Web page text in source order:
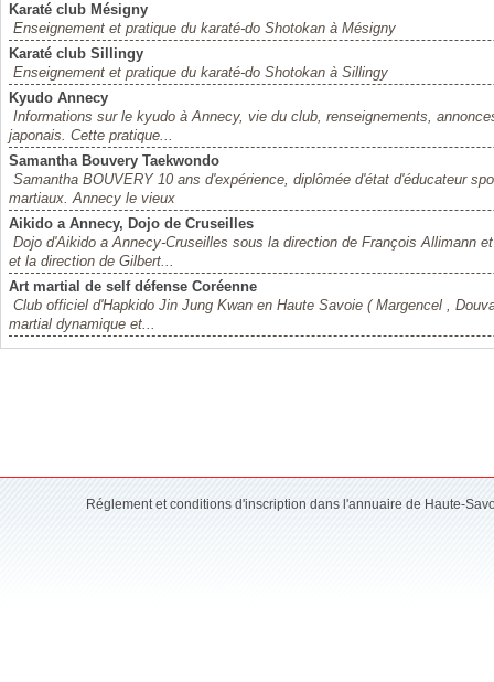
Karaté club Mésigny
Enseignement et pratique du karaté-do Shotokan à Mésigny
Karaté club Sillingy
Enseignement et pratique du karaté-do Shotokan à Sillingy
Kyudo Annecy
Informations sur le kyudo à Annecy, vie du club, renseignements,
japonais. Cette pratique...
Samantha Bouvery Taekwondo
Samantha BOUVERY 10 ans d'expérience, diplômée d'état d'éducateur
martiaux. Annecy le vieux
Aikido a Annecy, Dojo de Cruseilles
Dojo d'Aikido a Annecy-Cruseilles sous la direction de François Allimann
et la direction de Gilbert...
Art martial de self défense Coréenne
Club officiel d'Hapkido Jin Jung Kwan en Haute Savoie ( Margencel ,
martial dynamique et...
Réglement et conditions d'inscription dans l'annuaire de Haute-